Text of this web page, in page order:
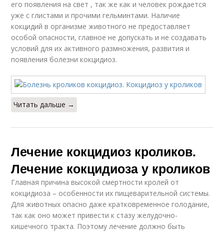
его появления на свет , так же как и человек рождается
уже с глистами и прочими гельминтами. Наличие
кокцидий в организме животного не предоставляет
особой опасности, главное не допускать и не создавать
условий для их активного размножения, развития и
появления болезни кокцидиоз.
Читать дальше →
Лечение кокцидиоз кроликов.
Лечение кокцидиоза у кроликов
Главная причина высокой смертности кролей от
кокцидиоза – особенности их пищеварительной системы.
Для животных опасно даже кратковременное голодание,
так как оно может привести к стазу желудочно-
кишечного тракта. Поэтому лечение должно быть